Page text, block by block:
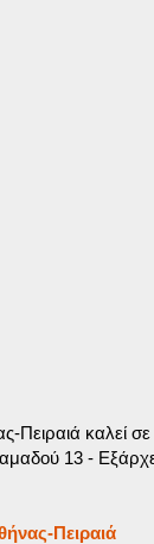
Πειραιά καλεί σε
13 -
Πειραιά